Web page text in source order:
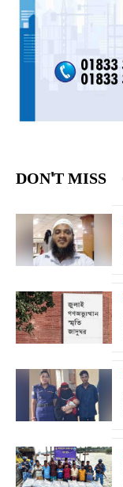
DON'T MISS